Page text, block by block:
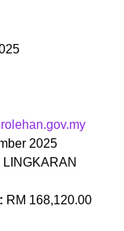
2025
LINGKARAN
RM 168,120.00